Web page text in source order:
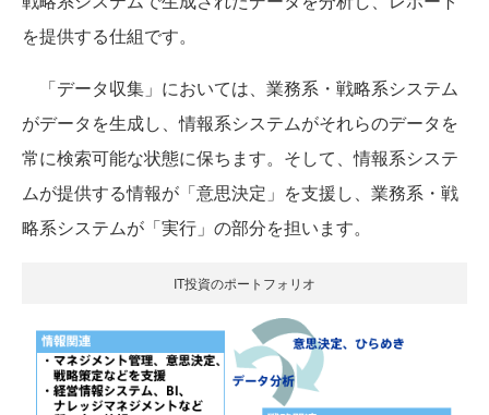
を提供する仕組です。
「データ収集」においては、業務系・戦略系システム
がデータを生成し、情報系システムがそれらのデータを
常に検索可能な状態に保ちます。そして、情報系システ
ムが提供する情報が「意思決定」を支援し、業務系・戦
略系システムが「実行」の部分を担います。
IT投資のポートフォリオ